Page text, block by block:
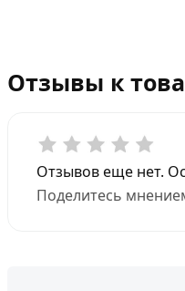
Отзывы к
Отзывов еще нет.
Поделитесь